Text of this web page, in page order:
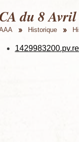
CA du 8
Historique